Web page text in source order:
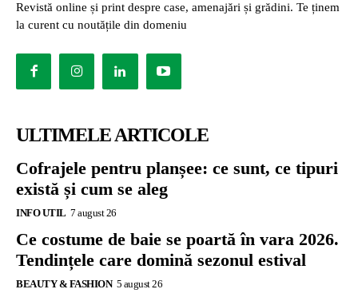
Revistă online și print despre case, amenajări și grădini. Te ținem
la curent cu noutățile din domeniu
ULTIMELE ARTICOLE
Cofrajele pentru planșee: ce sunt, ce tipuri
există și cum se aleg
INFO UTIL 7 august 26
Ce costume de baie se poartă în vara 2026.
Tendințele care domină sezonul estival
BEAUTY & FASHION 5 august 26